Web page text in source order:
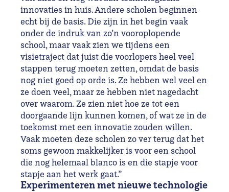
innovaties in huis. Andere scholen beginnen
echt bij de basis. Die zijn in het begin vaak
onder de indruk van zo’n vooroplopende
school, maar vaak zien we tijdens een
visietraject dat juist die voorlopers heel veel
stappen terug moeten zetten, omdat de basis
nog niet goed op orde is. Ze hebben wel veel en
ze doen veel, maar ze hebben niet nagedacht
over waarom. Ze zien niet hoe ze tot een
doorgaande lijn kunnen komen, of wat ze in de
toekomst met een innovatie zouden willen.
Vaak moeten deze scholen zo ver terug dat het
soms gewoon makkelijker is voor een school
die nog helemaal blanco is en die stapje voor
stapje aan het werk gaat.”
Experimenteren met nieuwe technologie